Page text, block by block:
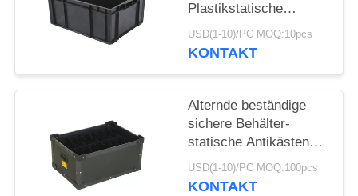
Plastikstatische
AntiMagazine
USD(1-10)/PC MOQ:10pcs
KONTAKT
Alternde beständige
sichere Behälter-
statische Antikästen
Esd für Elektronik
schmecken nicht
USD(1-10)/PC MOQ:100pcs
KONTAKT